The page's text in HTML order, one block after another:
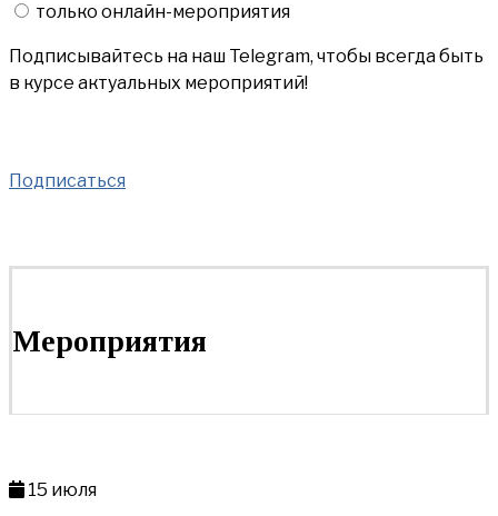
только онлайн-мероприятия
Подписывайтесь на наш Telegram, чтобы всегда быть
в курсе актуальных мероприятий!
Подписаться
Мероприятия
15 июля